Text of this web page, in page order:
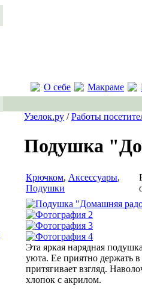
О себе Макраме
Узелок.ру /Работы
Подушка
Крючком, Аксессуары,
Подушки
Эта яркая нарядная
уюта. Ее приятно держать в
притягивает взгляд.
хлопок с акрилом.